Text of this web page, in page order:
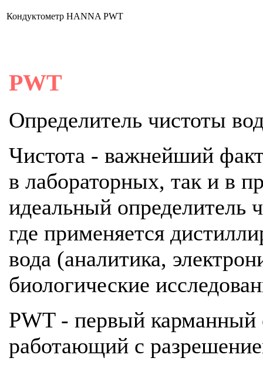
Кондуктометр HANNA PWT
PWT
Определитель чистоты
Чистота - важнейший
в лабораторных, так и в
идеальный определитель
где применяется
вода (аналитика,
биологические
PWT - первый карманный
работающий с